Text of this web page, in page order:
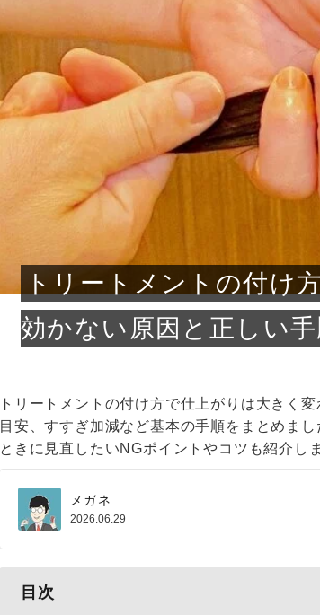
仕上がりが変
トリートメントの
大きく変わります
の塗り...
メガネ
へ！2026春ト
2026春のトレン
すみカラーです。
く...
さくら
新トレンドと
2026年のショー
ルでエアリーな仕
解...
かえで
い？髪質の変
しばらく美容室に
ろそろ髪型を変え
思って...
メガネ
らないと損す
ヘッドスパは、頭
血行を促進し、リ
さろめ
い方と生活習
髪をきれいに育て
ムを増やす前に、
頭皮の...
さくら
何がいいの？
スキンケアで人気
ンプーにも広がっ
などの...
さくら
少ないアイテ
「たくさんのコス
に、実際に使って
ものばか...
あおい
の効果と後悔
のポイント
フェイスラインを
いうお悩みを抱え
しょう...
あかり
毛」。4つの
顔の産毛をカミソ
で抜くなど、日々
感じて...
あおい
イドを公開！
最近、なんとなく
気がすると悩んで
じつは...
あおい
急に小じわが
と種類の見分
ふと鏡を見て、急
落ち込んでいない
その原...
あおい
人の手ならで
果。オールハ
魅力と、...
痩身エステと一言
機器を使ったもの
技によ...
あかり
トリートメントの付け
効かない原因と正しい
トリートメントの付け方で仕上がりは大きく
目安、すすぎ加減など基本の手順をまとめま
ときに見直したいNGポイントやコツも紹介し
メガネ
2026.06.29
目次